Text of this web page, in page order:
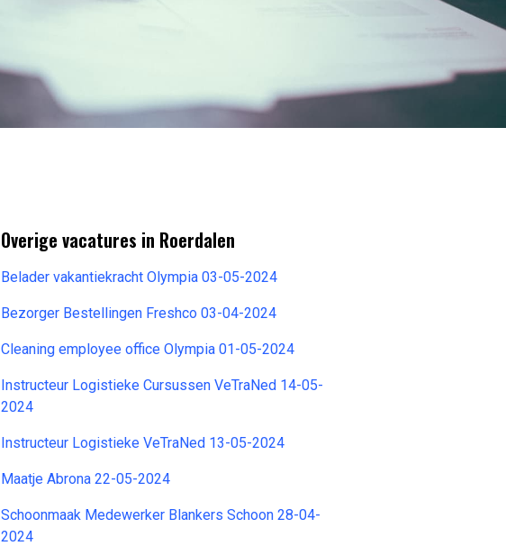
Overige vacatures in Roerdalen
Belader vakantiekracht Olympia 03-05-2024
Bezorger Bestellingen Freshco 03-04-2024
Cleaning employee office Olympia 01-05-2024
Instructeur Logistieke Cursussen VeTraNed 14-05-
2024
Instructeur Logistieke VeTraNed 13-05-2024
Maatje Abrona 22-05-2024
Schoonmaak Medewerker Blankers Schoon 28-04-
2024